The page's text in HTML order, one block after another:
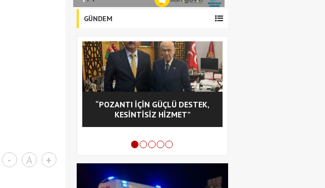
- A +
GÜNDEM
“POZANTI İÇİN GÜÇLÜ DESTEK,
KESİNTİSİZ HİZMET”